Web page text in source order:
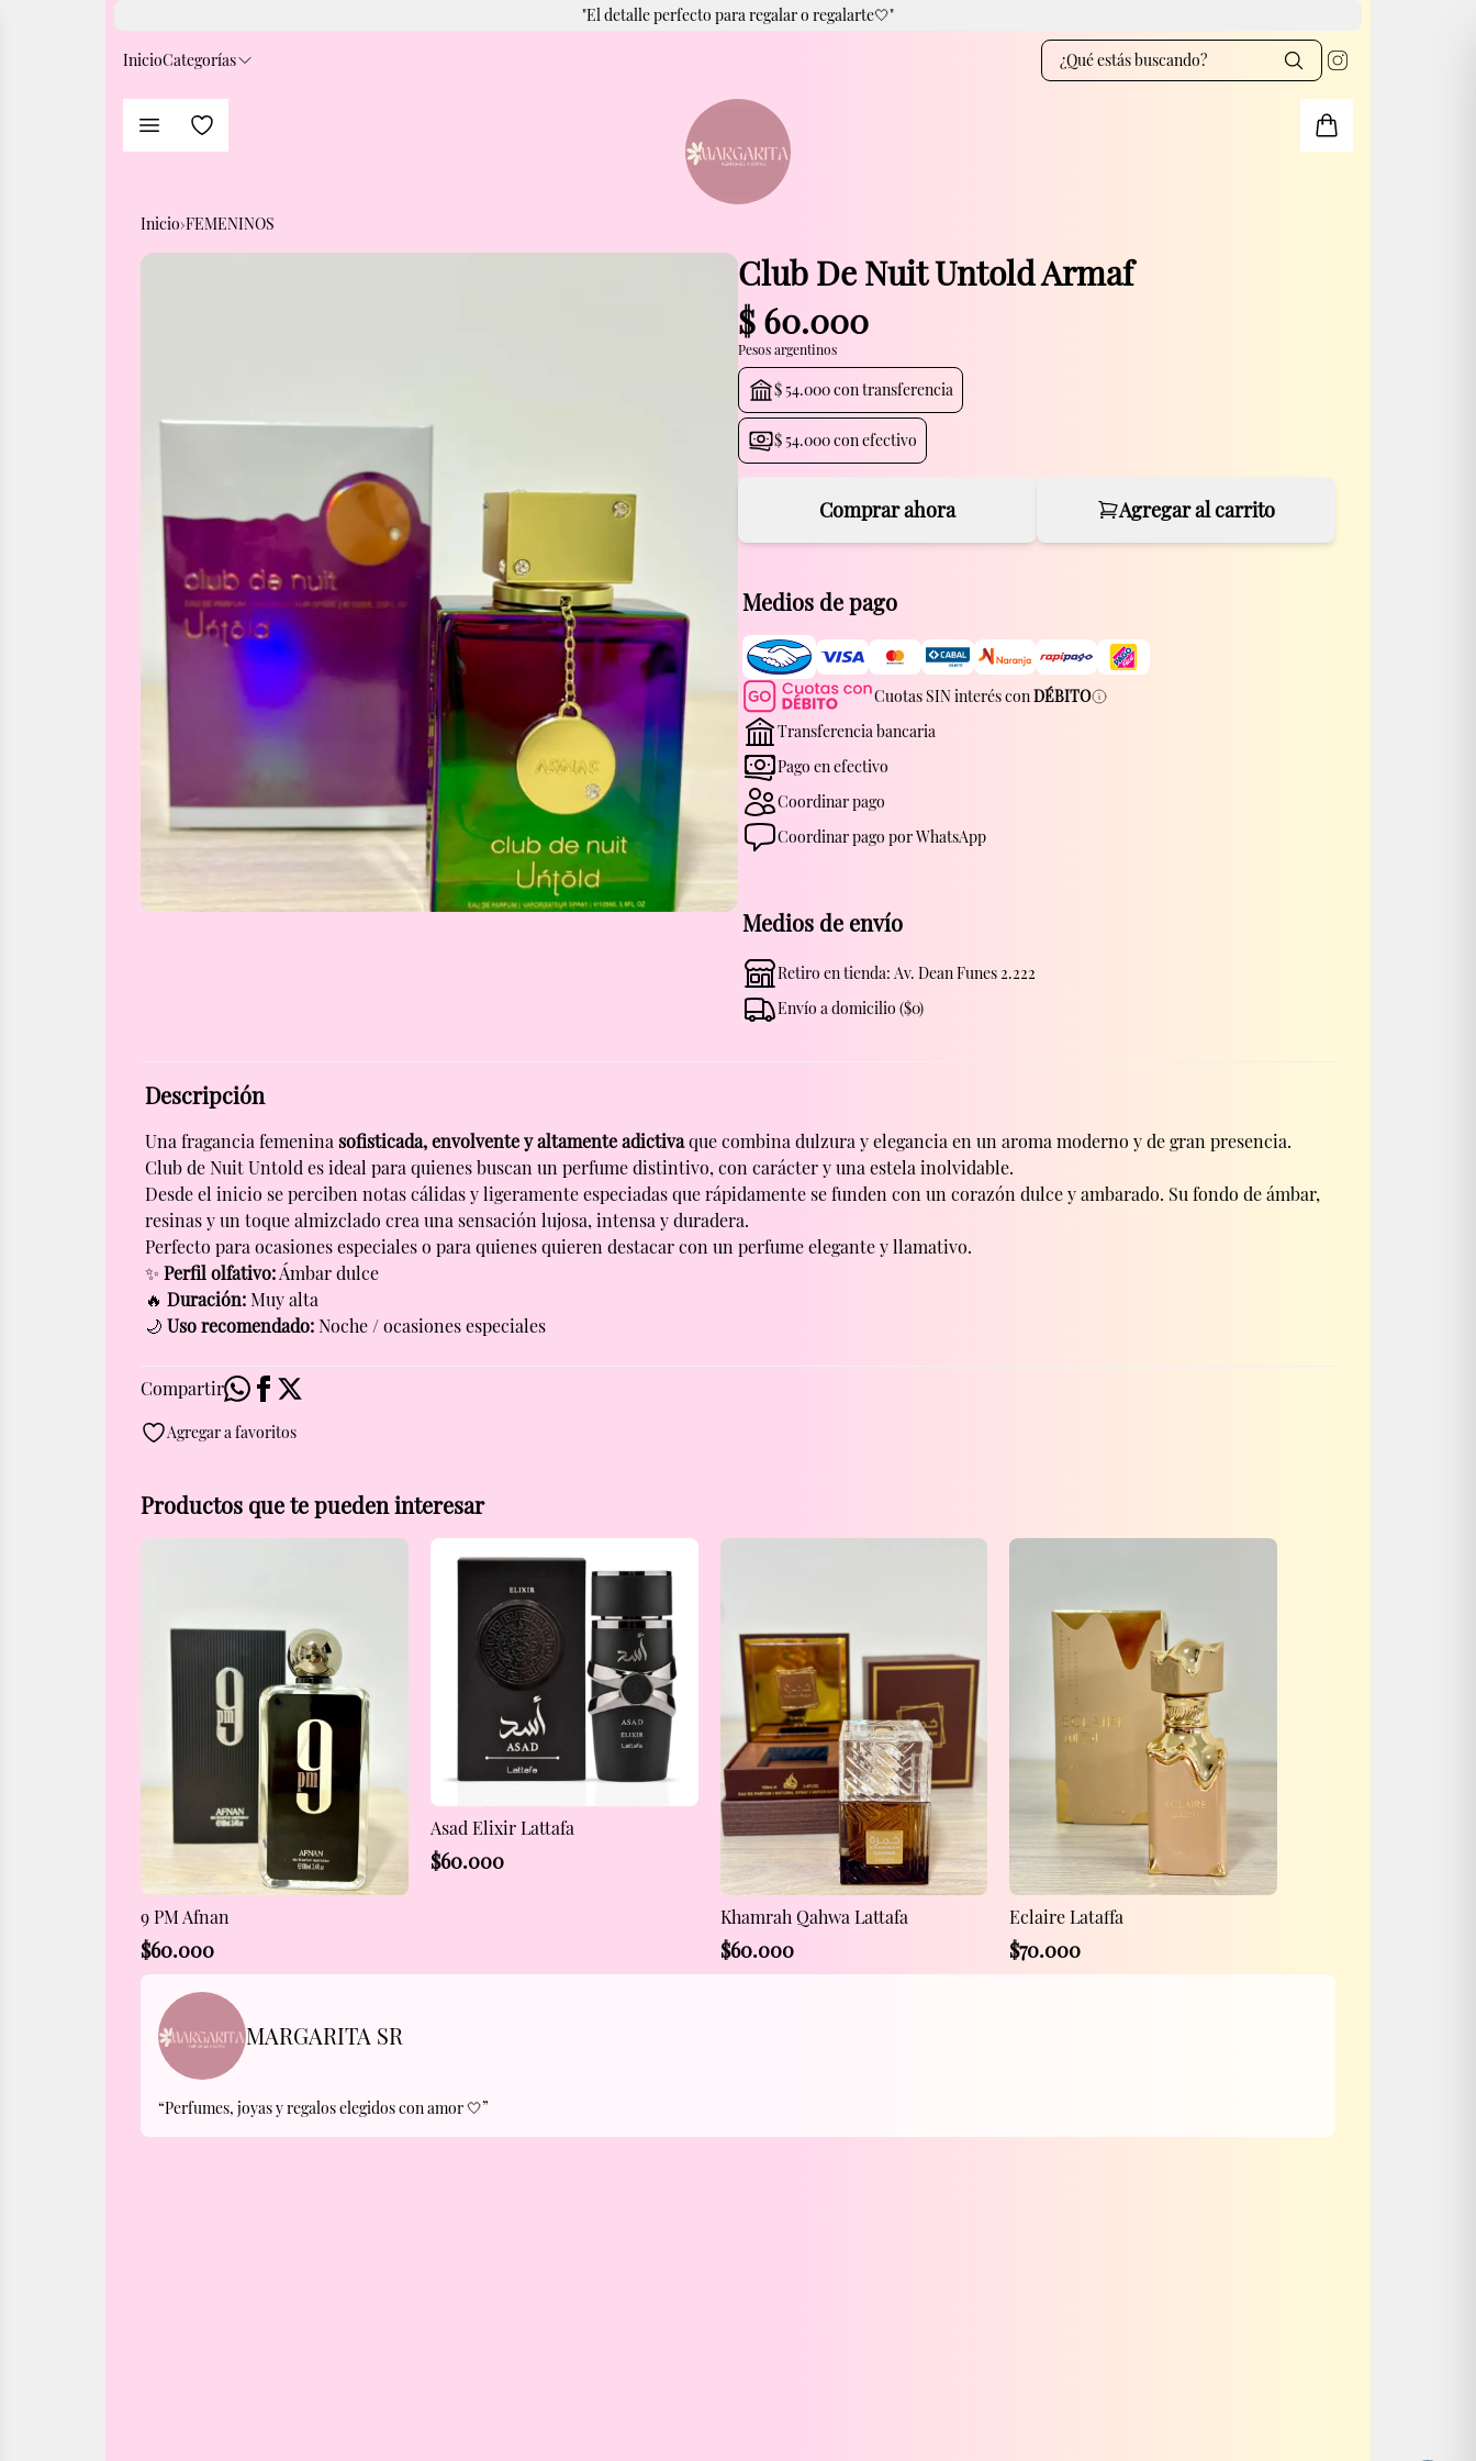
"El detalle perfecto para regalar o regalarte🤍"
InicioCategorías
Inicio›FEMENINOS
Club De Nuit Untold Armaf
$ 60.000
Pesos argentinos
$54.000con transferencia
$54.000con efectivo
Comprar ahora Agregar al carrito
Medios de pago
Cuotas SIN interés conDÉBITO
Transferencia bancaria
Pago en efectivo
Coordinar pago
Coordinar pago por WhatsApp
Medios de envío
Retiro en tienda: Av. Dean Funes 2.222
Envío a domicilio ($0)
Descripción
Una fragancia femenina sofisticada, envolvente y altamente adictiva que combina dulzura y elegancia en un aroma moderno y de gran presencia.
Club de Nuit Untold es ideal para quienes buscan un perfume distintivo, con carácter y una estela inolvidable.
Desde el inicio se perciben notas cálidas y ligeramente especiadas que rápidamente se funden con un corazón dulce y ambarado. Su fondo de ámbar,
resinas y un toque almizclado crea una sensación lujosa, intensa y duradera.
Perfecto para ocasiones especiales o para quienes quieren destacar con un perfume elegante y llamativo.
✨ Perfil olfativo: Ámbar dulce
🔥 Duración: Muy alta
🌙 Uso recomendado: Noche / ocasiones especiales
Compartir
Agregar a favoritos
Productos que te pueden interesar
9 PM Afnan
$60.000
Asad Elixir Lattafa
$60.000
Khamrah Qahwa Lattafa
$60.000
Eclaire Lataffa
$70.000
MARGARITA SR
“Perfumes, joyas y regalos elegidos con amor 🤍”